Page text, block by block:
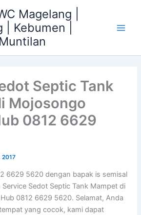
Magelang |
Kebumen |
Septic Tank
Mojosongo
0812 6629
2017
6629 5620 dengan bapak is semisal
Sedot Septic Tank Mampet di
0812 6629 5620. Selamat, Anda
yang cocok, kami dapat